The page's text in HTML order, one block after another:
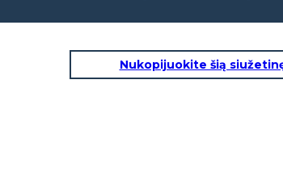
Nukopijuokite šią